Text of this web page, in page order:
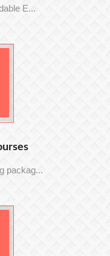
E...
packag...